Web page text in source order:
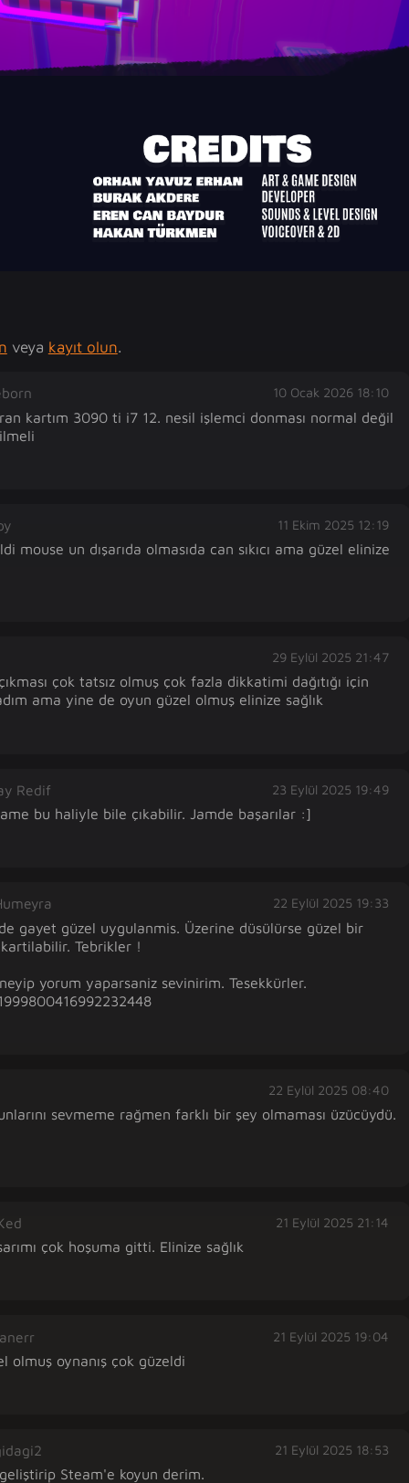
veya kayıt olun.
10 Ocak 2026 18:10
kartım 3090 ti i7 12. nesil işlemci donması normal değil
11 Ekim 2025 12:19
mouse un dışarıda olmasıda can sıkıcı ama güzel elinize
29 Eylül 2025 21:47
çok tatsız olmuş çok fazla dikkatimi dağıtığı için
ama yine de oyun güzel olmuş elinize sağlık
Redif 23 Eylül 2025 19:49
bu haliyle bile çıkabilir. Jamde başarılar :]
22 Eylül 2025 19:33
gayet güzel uygulanmis. Üzerine düsülürse güzel bir
Tebrikler !
yorum yaparsaniz sevinirim. Tesekkürler.
22 Eylül 2025 08:40
sevmeme rağmen farklı bir şey olmaması üzücüydü.
21 Eylül 2025 21:14
çok hoşuma gitti. Elinize sağlık
21 Eylül 2025 19:04
olmuş oynanış çok güzeldi
21 Eylül 2025 18:53
Steam'e koyun derim.